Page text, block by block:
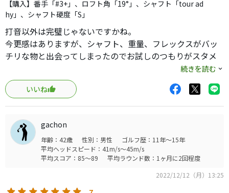
【購入】番手「#3+」、ロフト角「19°」、シャフト「tour ad
hy」、シャフト硬度「S」
打音以外は完璧じゃないですかね。
今更感はありますが、シャフト、重量、フレックスがバッ
チリな物と出会ってしまったのでお試しのつもりがスタメ
クラウンもフェースも黒なので、かなり締まって見えます。
カチャカチャ付きで色々いじれるのも良い。
打感柔らかくて良い。
捕まりも思ったほど悪くない。
使用してる人も少なくて良い。
mid・lowは打ったことないですが、球上がって良い。
ウッド型UTとアイアン型UTの中間的な感じ。
音だけ我慢すればとても武器になるクラブだと思います。
続きを読む
いいね
gachon
年齢：42歳 性別：男性
ゴルフ歴：11年～15年
平均ヘッドスピード：41m/s～45m/s
平均スコア：85～89
平均ラウンド数：1ヶ月に2回程度
2022/12/12（月）13:25